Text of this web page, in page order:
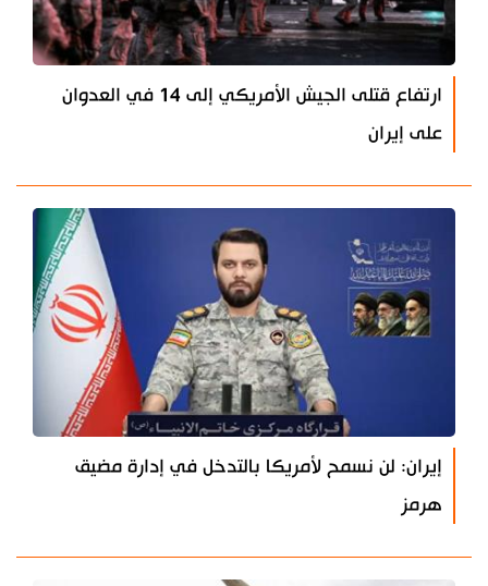
ارتفاع قتلى الجيش الأمريكي إلى 14 في العدوان
على إيران
إيران: لن نسمح لأمريكا بالتدخل في إدارة مضيق
هرمز